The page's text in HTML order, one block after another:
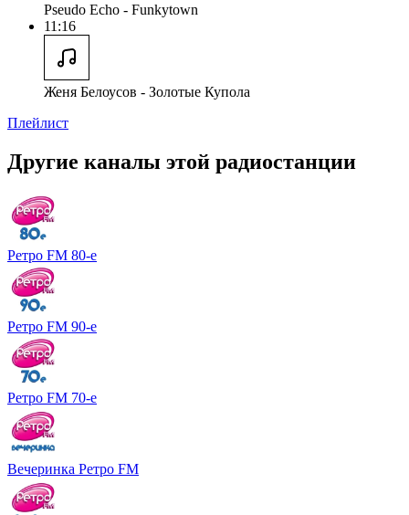
Pseudo Echo - Funkytown
11:16
Женя Белоусов - Золотые Купола
Плейлист
Другие каналы этой радиостанции
Ретро FM 80-е
Ретро FM 90-е
Ретро FM 70-е
Вечеринка Ретро FM